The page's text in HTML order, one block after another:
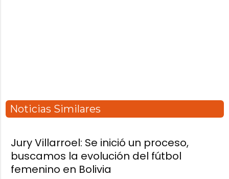
Noticias Similares
Jury Villarroel: Se inició un proceso,
buscamos la evolución del fútbol
femenino en Bolivia